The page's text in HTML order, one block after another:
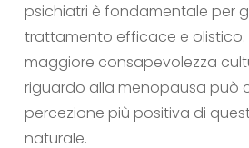
psichiatri è fondamentale per
trattamento efficace e olistico.
maggiore consapevolezza
riguardo alla menopausa può
percezione più positiva di
naturale.